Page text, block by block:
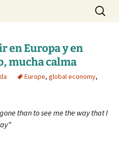
Buscar:
en Europa y en
mucha calma
Europe, global economy,
than to see me the way that I